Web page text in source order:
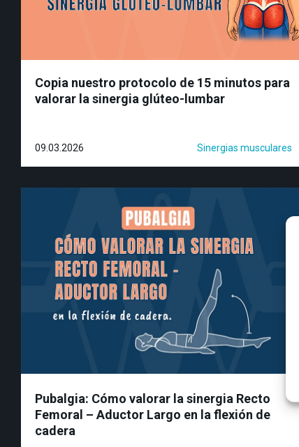
Copia nuestro protocolo de 15 minutos para
valorar la sinergia glúteo-lumbar
09.03.2026 Sinergias musculares
Pubalgia: Cómo valorar la sinergia Recto
Femoral – Aductor Largo en la flexión de
cadera